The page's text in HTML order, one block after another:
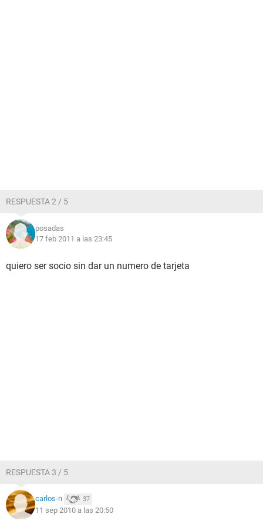
RESPUESTA 2 / 5
posadas
17 feb 2011 a las 23:45
quiero ser socio sin dar un numero de tarjeta
RESPUESTA 3 / 5
carlos-n 37
11 sep 2010 a las 20:50